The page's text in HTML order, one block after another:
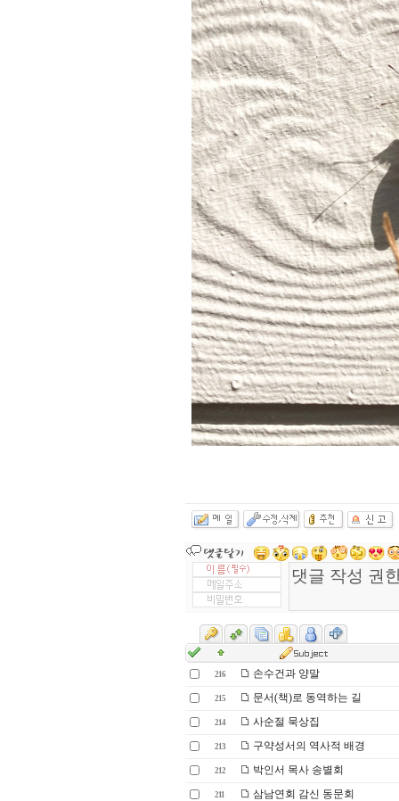
216 손수건과 양말
215 문서(책)로 동역하는 길
214 사순절 묵상집
213 구약성서의 역사적 배경
212 박인서 목사 송별회
211 삼남연회 감신 동문회